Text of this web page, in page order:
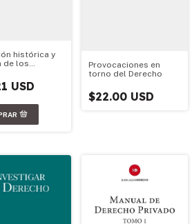
histórica y
de los
de la
y el
USD
Provocaciones en
torno del Derecho
$22.00 USD